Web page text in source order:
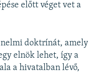
előtt véget vet a
doktrínát, amely
elnök lehet, így a
a hivatalban lévő,